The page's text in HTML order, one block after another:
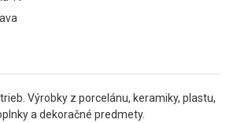
Výrobky z porcelánu, keramiky, plastu,
a dekoračné predmety.